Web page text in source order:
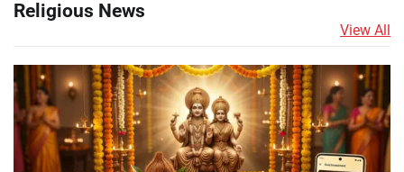
Religious News
View All